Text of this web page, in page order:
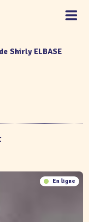
Shirly ELBASE
En ligne